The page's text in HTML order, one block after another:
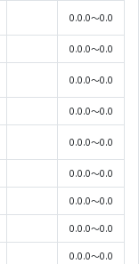
0.0.0～0.0
0.0.0～0.0
0.0.0～0.0
0.0.0～0.0
0.0.0～0.0
0.0.0～0.0
0.0.0～0.0
0.0.0～0.0
0.0.0～0.0